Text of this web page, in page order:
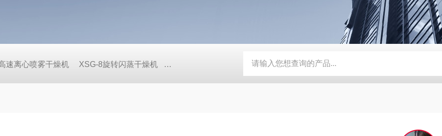
速离心喷雾干燥机 XSG-8旋转闪蒸干燥机 WLDH-0.1卧式螺带混合机 50压力喷雾冷却造粒机